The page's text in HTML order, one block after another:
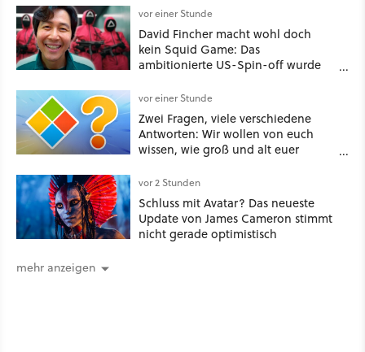
vor einer Stunde
David Fincher macht wohl doch
kein Squid Game: Das
ambitionierte US-Spin-off wurde
vor einer Stunde
Zwei Fragen, viele verschiedene
Antworten: Wir wollen von euch
wissen, wie groß und alt euer
vor 2 Stunden
Schluss mit Avatar? Das neueste
Update von James Cameron stimmt
nicht gerade optimistisch
mehr anzeigen